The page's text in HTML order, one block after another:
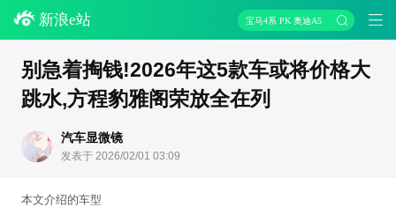
新浪e站 宝马4系 PK 奥迪A5
别急着掏钱!2026年这5款车或将价格大
跳水,方程豹雅阁荣放全在列
汽车显微镜
发表于 2026/02/01 03:09
本文介绍的车型